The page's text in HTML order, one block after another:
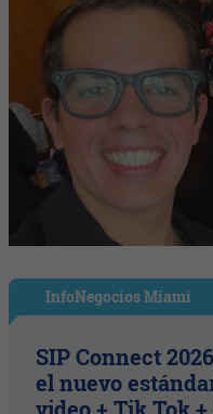
InfoNegocios Miami
SIP Connect
el nuevo